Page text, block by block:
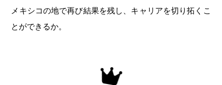
メキシコの地で再び結果を残し、キャリアを切り拓くこ
とができるか。